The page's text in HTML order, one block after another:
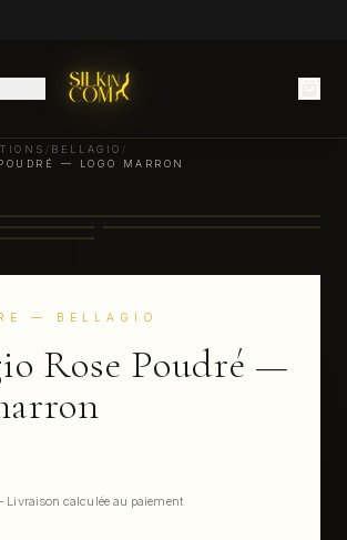
/ BELLAGIO /
— LOGO MARRON
— BELLAGIO
Rose Poudré —
calculée au paiement